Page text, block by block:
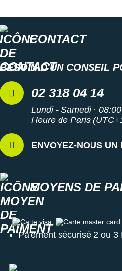
CONTACT
BESOIN D'UN CONSEIL
02 318 04 14
Lundi - Samedi ·
Heure de Paris
ENVOYEZ-NOUS UN
MOYENS DE
Carte visa Carte master card
Paiement sécurisé 2 ou 3